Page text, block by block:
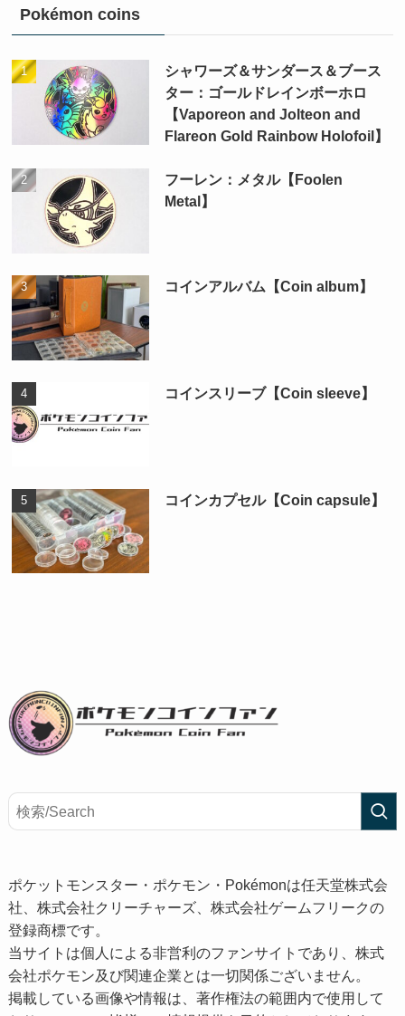
Pokémon coins
シャワーズ＆サンダース＆ブース
ター：ゴールドレインボーホロ
【Vaporeon and Jolteon and
Flareon Gold Rainbow Holofoil】
フーレン：メタル【Foolen
Metal】
コインアルバム【Coin album】
コインスリーブ【Coin sleeve】
コインカプセル【Coin capsule】
ポケットモンスター・ポケモン・Pokémonは任天堂株式会
社、株式会社クリーチャーズ、株式会社ゲームフリークの
登録商標です。
当サイトは個人による非営利のファンサイトであり、株式
会社ポケモン及び関連企業とは一切関係ございません。
掲載している画像や情報は、著作権法の範囲内で使用して